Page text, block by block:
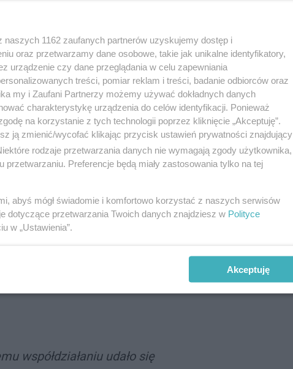
w... rudzkiej Platformie Obywatelskiej.
tygodnia tę decyzję
odpowiadał wtedy, że taki obrót
reprezentuje klub Prawa i
samorządy -
z klubu PO. Koszutska
Arkadiusz Chęciński i Piotr
członkowie PO oraz ruchu Tak dla
że "w
współdziałaniu udało się
naszych 1162 zaufanych partnerów uzyskujemy dostęp i
oraz przetwarzamy dane osobowe, takie jak unikalne identyfikatory,
urządzenie czy dane przeglądania w celu zapewniania
treści, pomiar reklam i treści, badanie odbiorców oraz
my i Zaufani Partnerzy możemy używać dokładnych danych
charakterystykę urządzenia do celów identyfikacji. Ponieważ
na korzystanie z tych technologii poprzez kliknięcie „Akceptuję”.
ją zmienić/wycofać klikając przycisk ustawień prywatności znajdujący
rodzaje przetwarzania danych nie wymagają zgody użytkownika,
Preferencje będą miały zastosowania tylko na tej
abyś mógł świadomie i komfortowo korzystać z naszych serwisów
dotyczące przetwarzania Twoich danych znajdziesz w Polityce
w „Ustawienia”.
Akceptuję